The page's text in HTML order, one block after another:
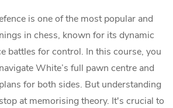
is one of the most popular and
in chess, known for its dynamic
battles for control. In this course, you
White’s full pawn centre and
for both sides. But understanding
at memorising theory. It's crucial to